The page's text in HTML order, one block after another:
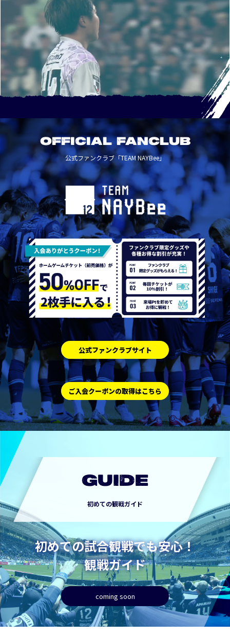
OFFICIAL FANCLUB
公式ファンクラブ「TEAM NAYBee」
公式ファンクラブサイト
ご入会クーポンの取得はこちら
GUIDE
初めての観戦ガイド
初めての試合観戦でも安心！
観戦ガイド
coming soon